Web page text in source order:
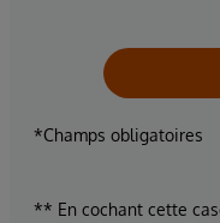
*Champs obligatoires
** En cochant cette